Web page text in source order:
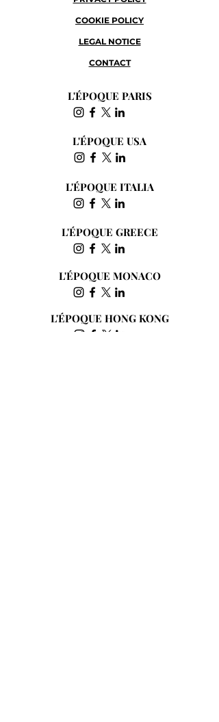
COOKIE POLICY
LEGAL NOTICE
CONTACT
L'ÉPOQUE PARIS
L'ÉPOQUE USA
L'ÉPOQUE ITALIA
L'ÉPOQUE GREECE
L'ÉPOQUE MONACO
L'ÉPOQUE HONG KONG